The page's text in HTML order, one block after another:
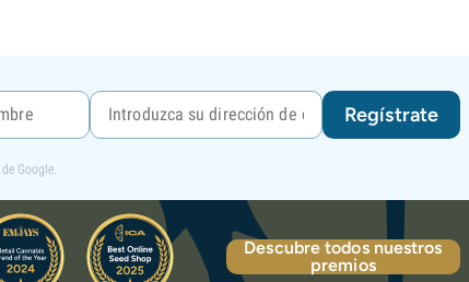
Regístrate
de Google.
Descubre todos nuestros
premios